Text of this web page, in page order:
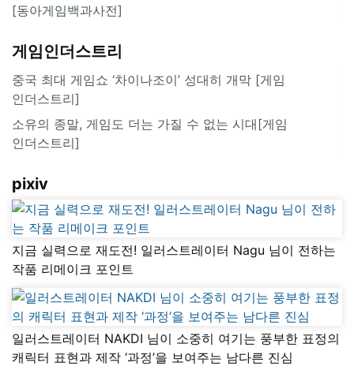
[동아게임백과사전]
게임인더스트리
중국 최대 게임쇼 ‘차이나조이’ 성대히 개막 [게임
인더스트리]
소유의 종말, 게임도 더는 가질 수 없는 시대[게임
인더스트리]
pixiv
지금 실력으로 재도전! 일러스트레이터 Nagu 님이 전하는
작품 리메이크 포인트
일러스트레이터 NAKDI 님이 소중히 여기는 풍부한 표정의
캐릭터 표현과 제작 ‘과정’을 보여주는 남다른 진심